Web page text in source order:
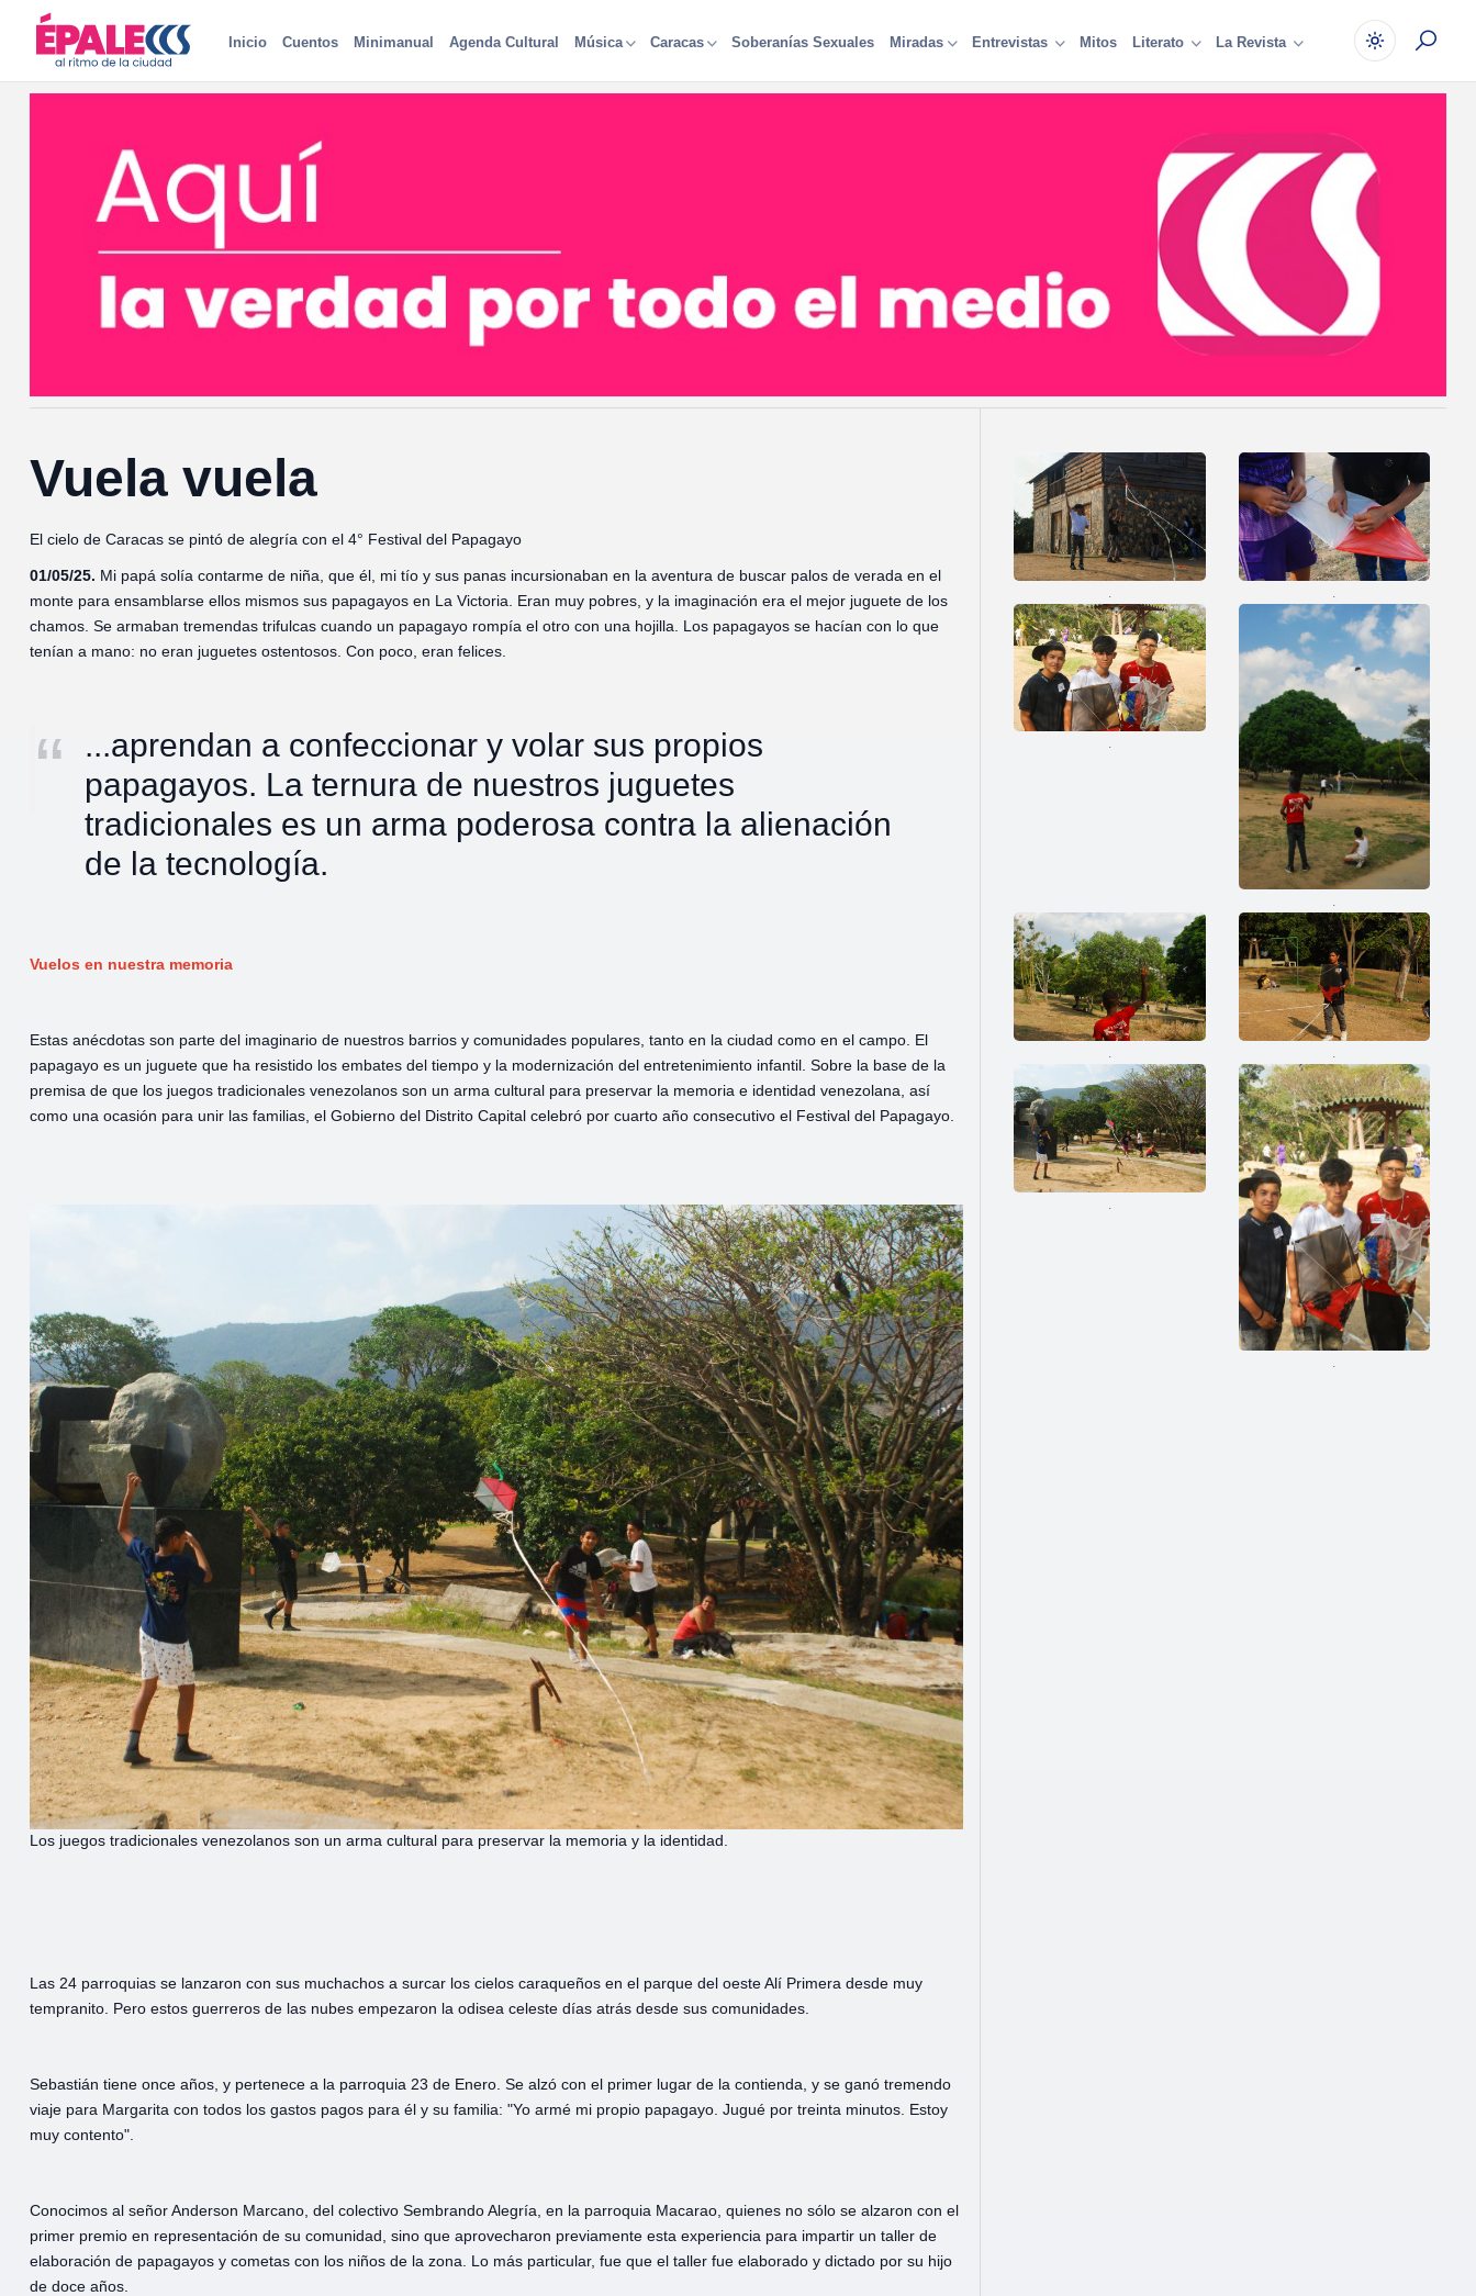
Inicio Cuentos Minimanual Agenda Cultural Música Caracas Soberanías Sexuales Miradas Entrevistas Mitos Literato La Revista
Vuela vuela
El cielo de Caracas se pintó de alegría con el 4° Festival del Papagayo
01/05/25. Mi papá solía contarme de niña, que él, mi tío y sus panas incursionaban en la aventura de buscar palos de verada en el
monte para ensamblarse ellos mismos sus papagayos en La Victoria. Eran muy pobres, y la imaginación era el mejor juguete de los
chamos. Se armaban tremendas trifulcas cuando un papagayo rompía el otro con una hojilla. Los papagayos se hacían con lo que
tenían a mano: no eran juguetes ostentosos. Con poco, eran felices.
...aprendan a confeccionar y volar sus propios
papagayos. La ternura de nuestros juguetes
tradicionales es un arma poderosa contra la alienación
de la tecnología.
Vuelos en nuestra memoria
Estas anécdotas son parte del imaginario de nuestros barrios y comunidades populares, tanto en la ciudad como en el campo. El
papagayo es un juguete que ha resistido los embates del tiempo y la modernización del entretenimiento infantil. Sobre la base de la
premisa de que los juegos tradicionales venezolanos son un arma cultural para preservar la memoria e identidad venezolana, así
como una ocasión para unir las familias, el Gobierno del Distrito Capital celebró por cuarto año consecutivo el Festival del Papagayo.
Los juegos tradicionales venezolanos son un arma cultural para preservar la memoria y la identidad.
Las 24 parroquias se lanzaron con sus muchachos a surcar los cielos caraqueños en el parque del oeste Alí Primera desde muy
tempranito. Pero estos guerreros de las nubes empezaron la odisea celeste días atrás desde sus comunidades.
Sebastián tiene once años, y pertenece a la parroquia 23 de Enero. Se alzó con el primer lugar de la contienda, y se ganó tremendo
viaje para Margarita con todos los gastos pagos para él y su familia: "Yo armé mi propio papagayo. Jugué por treinta minutos. Estoy
muy contento".
Conocimos al señor Anderson Marcano, del colectivo Sembrando Alegría, en la parroquia Macarao, quienes no sólo se alzaron con el
primer premio en representación de su comunidad, sino que aprovecharon previamente esta experiencia para impartir un taller de
elaboración de papagayos y cometas con los niños de la zona. Lo más particular, fue que el taller fue elaborado y dictado por su hijo
de doce años.
.
.
. .
.